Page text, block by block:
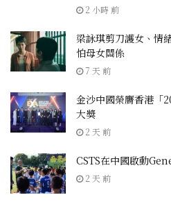
2 小時 前
梁詠琪剪刀護女、情
怕母女關係
7 天 前
金沙中國榮膺香港「
大獎
2 天 前
CSTS在中國啟動
2 天 前